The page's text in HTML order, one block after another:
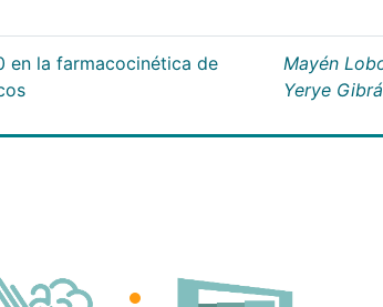
en la farmacocinética de
Mayén
Yerye